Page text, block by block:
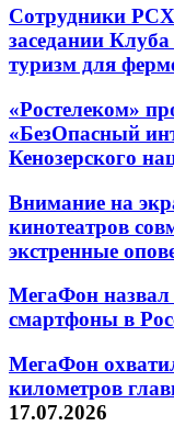
Сотрудники
заседании
туризм для
«Ростелеком»
«БезОпасный
Кенозерского
Внимание на
кинотеатров
экстренные
МегаФон
смартфоны в
МегаФон
километров
17.07.2026